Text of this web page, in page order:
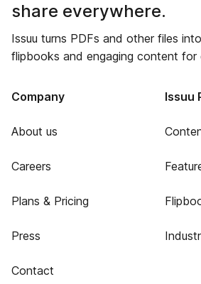
share everywhere.
Issuu turns PDFs and other files
flipbooks and engaging content for
Company
About us
Careers
Plans & Pricing
Press
Contact
Issuu